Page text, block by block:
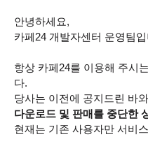
안녕하세요,
카페24 개발자센터 운영팀
항상 카페24를 이용해 주시
다.
당사는 이전에 공지드린 바
다운로드 및 판매를 중단한
현재는 기존 사용자만 서비